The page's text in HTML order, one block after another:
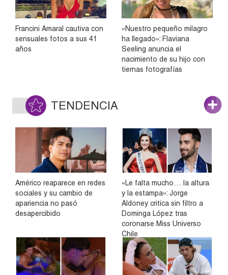
Francini Amaral cautiva con
sensuales fotos a sus 41
años
«Nuestro pequeño milagro
ha llegado»: Flaviana
Seeling anuncia el
nacimiento de su hijo con
tiernas fotografías
TENDENCIA
Américo reaparece en redes
sociales y su cambio de
apariencia no pasó
desapercibido
«Le falta mucho… la altura
y la estampa»: Jorge
Aldoney critica sin filtro a
Dominga López tras
coronarse Miss Universo
Chile